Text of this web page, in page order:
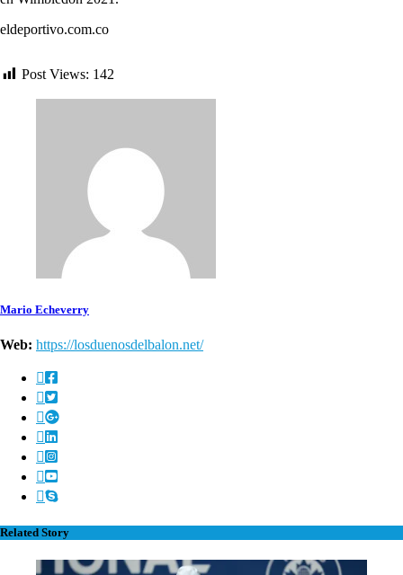
eldeportivo.com.co
Post Views: 142
Mario Echeverry
Web: https://losduenosdelbalon.net/
Related Story